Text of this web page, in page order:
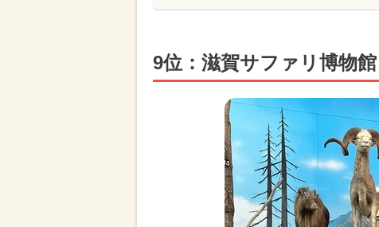
9位：滋賀サファリ博物館